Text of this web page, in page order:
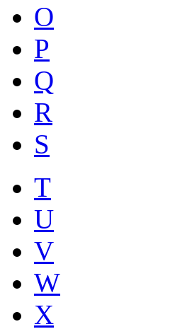
O
P
Q
R
S
T
U
V
W
X